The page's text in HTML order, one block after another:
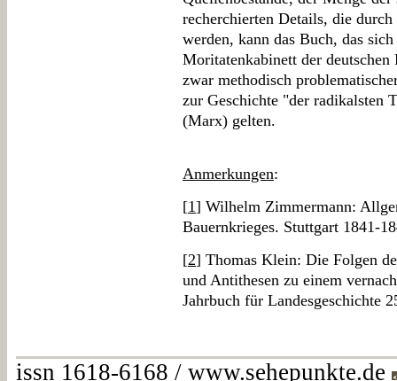
recherchierten Details, die
werden, kann das Buch, das
Moritatenkabinett der deutschen
zwar methodisch
zur Geschichte "der radikalsten
(Marx) gelten.
Anmerkungen:
[1] Wilhelm Zimmermann:
Bauernkrieges. Stuttgart 1841-
[2] Thomas Klein: Die Folgen
und Antithesen zu einem
Jahrbuch für Landesgeschichte
issn 1618-6168 / www.sehepunkte.de